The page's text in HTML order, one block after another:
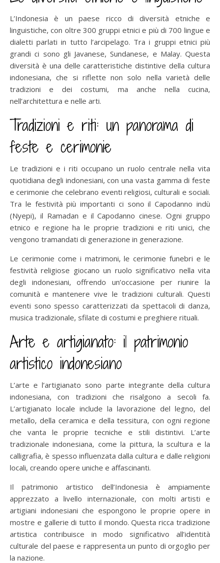
L’Indonesia è un paese ricco di diversità etniche e
linguistiche, con oltre 300 gruppi etnici e più di 700 lingue e
dialetti parlati in tutto l’arcipelago. Tra i gruppi etnici più
grandi ci sono gli Javanese, Sundanese, e Malay. Questa
diversità è una delle caratteristiche distintive della cultura
indonesiana, che si riflette non solo nella varietà delle
tradizioni e dei costumi, ma anche nella cucina,
nell’architettura e nelle arti.
Tradizioni e riti: un panorama di
feste e cerimonie
Le tradizioni e i riti occupano un ruolo centrale nella vita
quotidiana degli indonesiani, con una vasta gamma di feste
e cerimonie che celebrano eventi religiosi, culturali e sociali.
Tra le festività più importanti ci sono il Capodanno indù
(Nyepi), il Ramadan e il Capodanno cinese. Ogni gruppo
etnico e regione ha le proprie tradizioni e riti unici, che
vengono tramandati di generazione in generazione.
Le cerimonie come i matrimoni, le cerimonie funebri e le
festività religiose giocano un ruolo significativo nella vita
degli indonesiani, offrendo un’occasione per riunire la
comunità e mantenere vive le tradizioni culturali. Questi
eventi sono spesso caratterizzati da spettacoli di danza,
musica tradizionale, sfilate di costumi e preghiere rituali.
Arte e artigianato: il patrimonio
artistico indonesiano
L’arte e l’artigianato sono parte integrante della cultura
indonesiana, con tradizioni che risalgono a secoli fa.
L’artigianato locale include la lavorazione del legno, del
metallo, della ceramica e della tessitura, con ogni regione
che vanta le proprie tecniche e stili distintivi. L’arte
tradizionale indonesiana, come la pittura, la scultura e la
calligrafia, è spesso influenzata dalla cultura e dalle religioni
locali, creando opere uniche e affascinanti.
Il patrimonio artistico dell’Indonesia è ampiamente
apprezzato a livello internazionale, con molti artisti e
artigiani indonesiani che espongono le proprie opere in
mostre e gallerie di tutto il mondo. Questa ricca tradizione
artistica contribuisce in modo significativo all’identità
culturale del paese e rappresenta un punto di orgoglio per
la nazione.